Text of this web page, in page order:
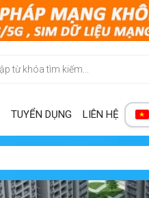
TUYỂN DỤNG LIÊN HỆ